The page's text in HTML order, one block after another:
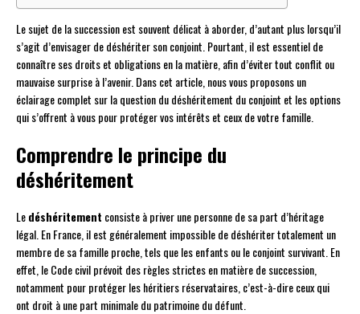
Le sujet de la succession est souvent délicat à aborder, d’autant plus lorsqu’il
s’agit d’envisager de déshériter son conjoint. Pourtant, il est essentiel de
connaître ses droits et obligations en la matière, afin d’éviter tout conflit ou
mauvaise surprise à l’avenir. Dans cet article, nous vous proposons un
éclairage complet sur la question du déshéritement du conjoint et les options
qui s’offrent à vous pour protéger vos intérêts et ceux de votre famille.
Comprendre le principe du
déshéritement
Ledéshéritement consiste à priver une personne de sa part d’héritage
légal. En France, il est généralement impossible de déshériter totalement un
membre de sa famille proche, tels que les enfants ou le conjoint survivant. En
effet, le Code civil prévoit des règles strictes en matière de succession,
notamment pour protéger les héritiers réservataires, c’est-à-dire ceux qui
ont droit à une part minimale du patrimoine du défunt.